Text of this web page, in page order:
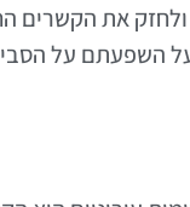
את הקשרים
השפעתם על